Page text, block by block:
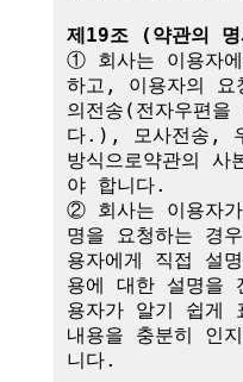
제19조 (약관의 명
① 회사는 이용자
하고, 이용자의 요
의전송(전자우편
다.), 모사전송,
방식으로약관의 사
야 합니다.
② 회사는 이용자
명을 요청하는 경
용자에게 직접 설
용에 대한 설명을
용자가 알기 쉽게
내용을 충분히 인
니다.